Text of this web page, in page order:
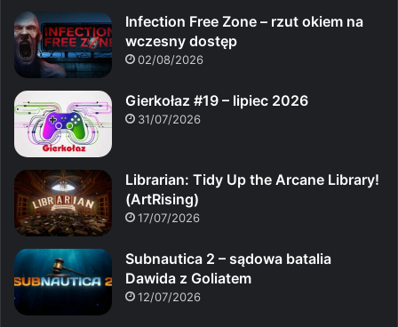
Infection Free Zone – rzut okiem na
wczesny dostęp
02/08/2026
Gierkołaz #19 – lipiec 2026
31/07/2026
Librarian: Tidy Up the Arcane Library!
(ArtRising)
17/07/2026
Subnautica 2 – sądowa batalia
Dawida z Goliatem
12/07/2026